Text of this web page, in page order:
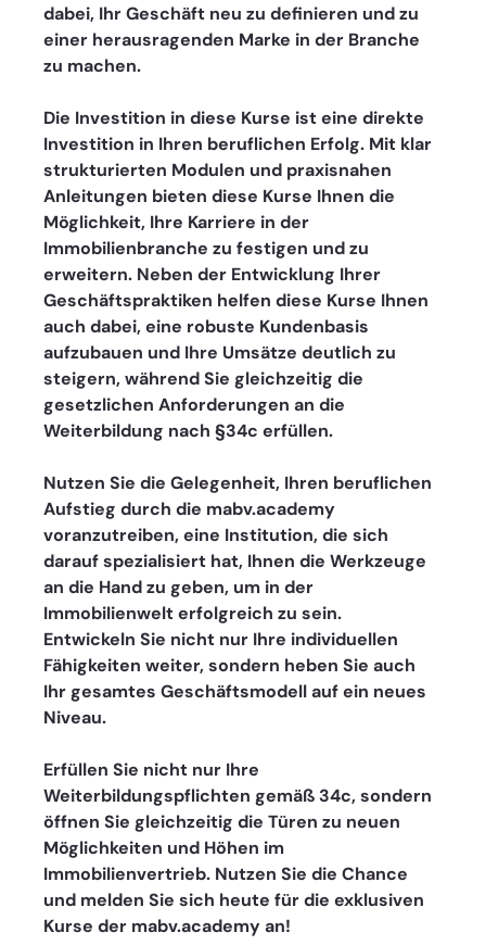
dabei, Ihr Geschäft neu zu definieren und zu
einer herausragenden Marke in der Branche
zu machen.
Die Investition in diese Kurse ist eine direkte
Investition in Ihren beruflichen Erfolg. Mit klar
strukturierten Modulen und praxisnahen
Anleitungen bieten diese Kurse Ihnen die
Möglichkeit, Ihre Karriere in der
Immobilienbranche zu festigen und zu
erweitern. Neben der Entwicklung Ihrer
Geschäftspraktiken helfen diese Kurse Ihnen
auch dabei, eine robuste Kundenbasis
aufzubauen und Ihre Umsätze deutlich zu
steigern, während Sie gleichzeitig die
gesetzlichen Anforderungen an die
Weiterbildung nach §34c erfüllen.
Nutzen Sie die Gelegenheit, Ihren beruflichen
Aufstieg durch die mabv.academy
voranzutreiben, eine Institution, die sich
darauf spezialisiert hat, Ihnen die Werkzeuge
an die Hand zu geben, um in der
Immobilienwelt erfolgreich zu sein.
Entwickeln Sie nicht nur Ihre individuellen
Fähigkeiten weiter, sondern heben Sie auch
Ihr gesamtes Geschäftsmodell auf ein neues
Niveau.
Erfüllen Sie nicht nur Ihre
Weiterbildungspflichten gemäß 34c, sondern
öffnen Sie gleichzeitig die Türen zu neuen
Möglichkeiten und Höhen im
Immobilienvertrieb. Nutzen Sie die Chance
und melden Sie sich heute für die exklusiven
Kurse der mabv.academy an!